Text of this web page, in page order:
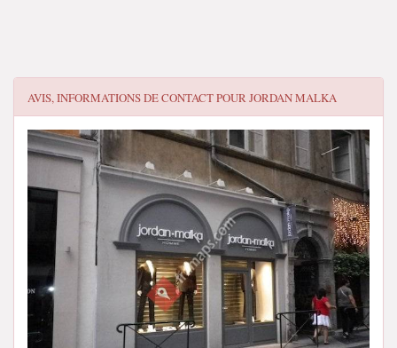
AVIS, INFORMATIONS DE CONTACT POURJORDAN MALKA